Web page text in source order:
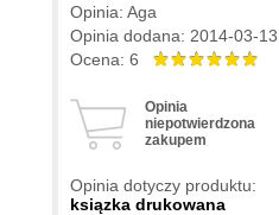
Opinia: Aga
Opinia dodana: 2014-03-13
Ocena: 6
Opinia
niepotwierdzona
zakupem
Opinia dotyczy produktu:
ksiązka drukowana